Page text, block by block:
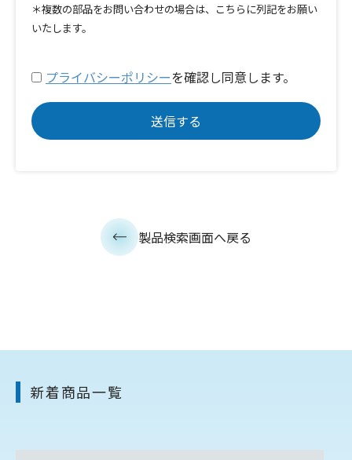
＊複数の部品をお問い合わせの場合は、こちらに列記をお願い
いたします。
プライバシーポリシーを確認し同意します。
製品検索画面へ戻る
新着商品一覧